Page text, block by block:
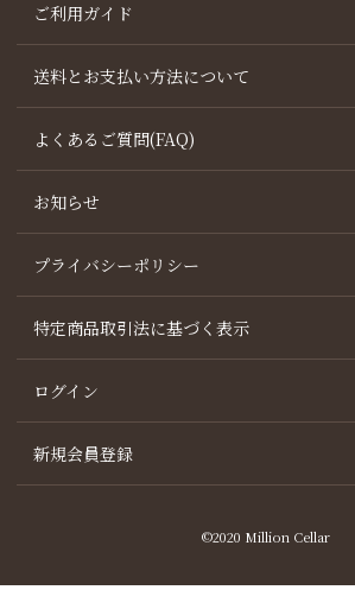
ご利用ガイド
送料とお支払い方法について
よくあるご質問(FAQ)
お知らせ
プライバシーポリシー
特定商品取引法に基づく表示
ログイン
新規会員登録
©2020 Million Cellar